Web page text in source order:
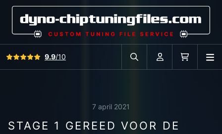
Bekijk alle reviews
9.9/10
Zoek in autodatabase
Account
7 april 2021
STAGE 1 GEREED VOOR DE